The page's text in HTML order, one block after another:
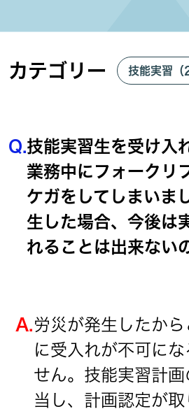
カテゴリー 技能実習（
Q.技能実習生を受け入
業務中にフォークリ
ケガをしてしまいま
生した場合、今後は
れることは出来ない
A.労災が発生したか
に受入れが不可に
せん。技能実習計
当し、計画認定が